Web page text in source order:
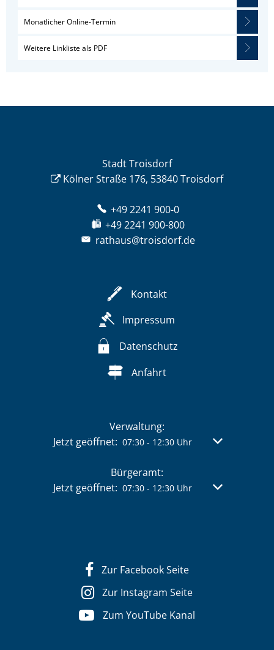
Monatlicher Online-Termin
Weitere Linkliste als PDF
Stadt Troisdorf
Kölner Straße 176, 53840 Troisdorf
+49 2241 900-0
+49 2241 900-800
rathaus@troisdorf.de
Kontakt
Impressum
Datenschutz
Anfahrt
Verwaltung:
Klicken, um weitere Öffnungs- oder
Jetzt geöffnet: 07:30- 12:30Uhr Von 07:30
Bürgeramt:
Klicken, um weitere Öffnungs- oder
Jetzt geöffnet: 07:30- 12:30Uhr Von 07:30
Zur Facebook Seite
Zur Instagram Seite
Zum YouTube Kanal